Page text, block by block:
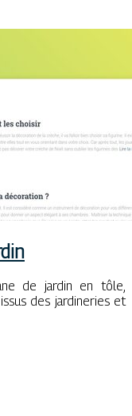
de jardin en tôle,
des jardineries et